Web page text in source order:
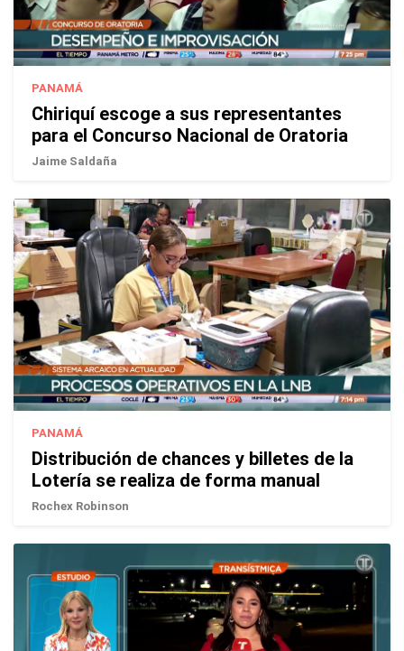
PANAMÁ
Chiriquí escoge a sus representantes
para el Concurso Nacional de Oratoria
Jaime Saldaña
PANAMÁ
Distribución de chances y billetes de la
Lotería se realiza de forma manual
Rochex Robinson